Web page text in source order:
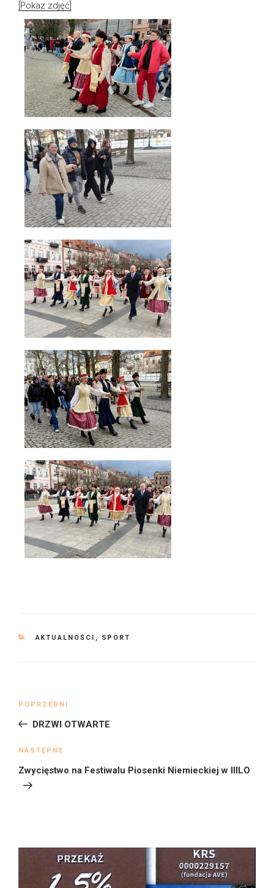
[Pokaz zdjęć]
KATEGORIE
AKTUALNOŚCI , SPORT
Poprzedni
wpis
POPRZEDNI
DRZWI OTWARTE
Następny
wpis
NASTĘPNE
Zwycięstwo na Festiwalu Piosenki Niemieckiej w IIILO